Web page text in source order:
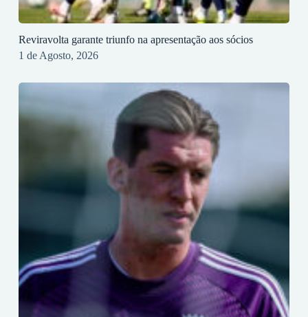
Reviravolta garante triunfo na apresentação aos sócios
1 de Agosto, 2026